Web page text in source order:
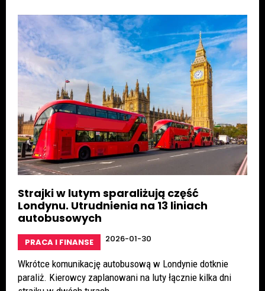
Strajki w lutym sparaliżują część
Londynu. Utrudnienia na 13 liniach
autobusowych
PRACA I FINANSE 2026-01-30
Wkrótce komunikację autobusową w Londynie dotknie
paraliż. Kierowcy zaplanowani na luty łącznie kilka dni